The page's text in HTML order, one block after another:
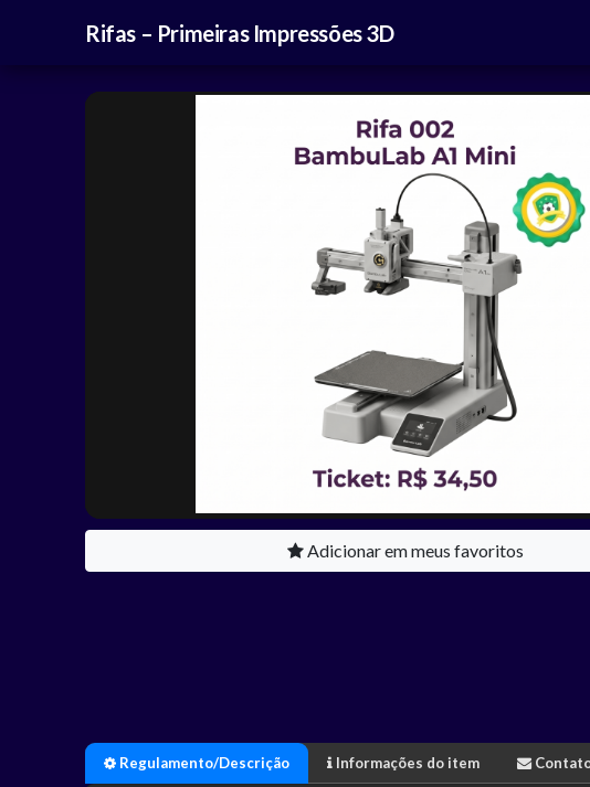
Rifas – Primeiras Impressões 3D
Adicionar em meus favoritos
Regulamento/Descrição Informações do item